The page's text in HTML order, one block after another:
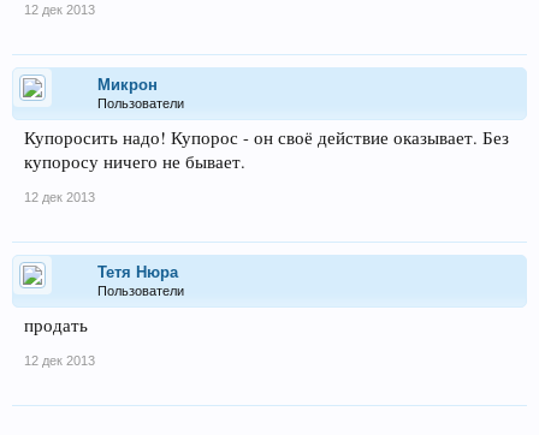
12 дек 2013
Микрон
Пользователи
Купоросить надо! Купорос - он своё действие оказывает. Без
купоросу ничего не бывает.
12 дек 2013
Тетя Нюра
Пользователи
продать
12 дек 2013